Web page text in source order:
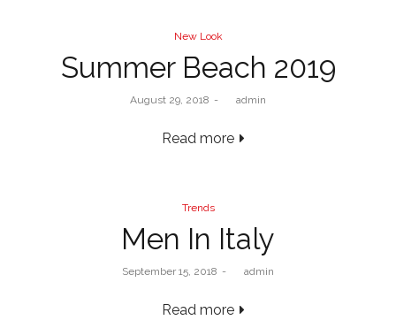
New Look
Summer Beach 2019
August 29, 2018 byadmin
Read more
Trends
Men In Italy
September 15, 2018 byadmin
Read more